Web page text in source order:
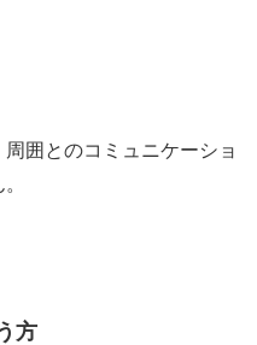
囲とのコミュニケーショ
方